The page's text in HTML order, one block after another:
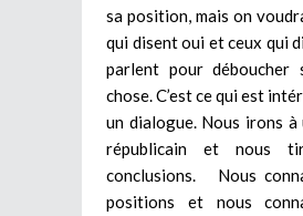
sa position, mais on
qui disent oui et ceux qui
parlent pour déboucher
chose. C’est ce qui est
un dialogue. Nous irons à
républicain et nous
conclusions. Nous
positions et nous